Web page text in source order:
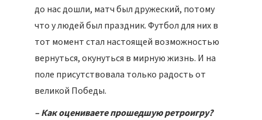
до нас дошли, матч был дружеский, потому
что у людей был праздник. Футбол для них в
тот момент стал настоящей возможностью
вернуться, окунуться в мирную жизнь. И на
поле присутствовала только радость от
великой Победы.
– Как оцениваете прошедшую ретроигру?